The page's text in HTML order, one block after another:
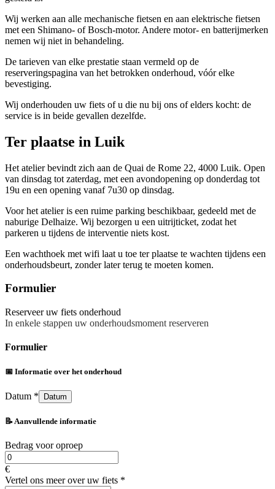
Wij werken aan alle mechanische fietsen en aan elektrische fietsen
met een Shimano- of Bosch-motor. Andere motor- en batterijmerken
nemen wij niet in behandeling.
De tarieven van elke prestatie staan vermeld op de
reserveringspagina van het betrokken onderhoud, vóór elke
bevestiging.
Wij onderhouden uw fiets of u die nu bij ons of elders kocht: de
service is in beide gevallen dezelfde.
Ter plaatse in Luik
Het atelier bevindt zich aan de Quai de Rome 22, 4000 Luik. Open
van dinsdag tot zaterdag, met een avondopening op donderdag tot
19u en een opening vanaf 7u30 op dinsdag.
Voor het atelier is een ruime parking beschikbaar, gedeeld met de
naburige Delhaize. Wij bezorgen u een uitrijticket, zodat het
parkeren u tijdens de interventie niets kost.
Een wachthoek met wifi laat u toe ter plaatse te wachten tijdens een
onderhoudsbeurt, zonder later terug te moeten komen.
Formulier
Reserveer uw fiets onderhoud
In enkele stappen uw onderhoudsmoment reserveren
Formulier
📅 Informatie over het onderhoud
Datum * Datum
📝 Aanvullende informatie
Bedrag voor oproep
€
Vertel ons meer over uw fiets *